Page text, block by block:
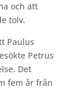
och att
tolv.
Paulus
Petrus
Det
fem år från